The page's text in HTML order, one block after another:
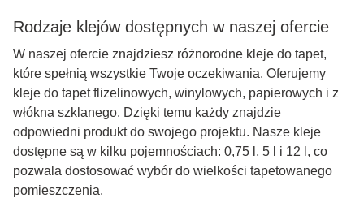
Rodzaje klejów dostępnych w naszej ofercie
W naszej ofercie znajdziesz różnorodne kleje do tapet,
które spełnią wszystkie Twoje oczekiwania. Oferujemy
kleje do tapet flizelinowych, winylowych, papierowych i z
włókna szklanego. Dzięki temu każdy znajdzie
odpowiedni produkt do swojego projektu. Nasze kleje
dostępne są w kilku pojemnościach: 0,75 l, 5 l i 12 l, co
pozwala dostosować wybór do wielkości tapetowanego
pomieszczenia.